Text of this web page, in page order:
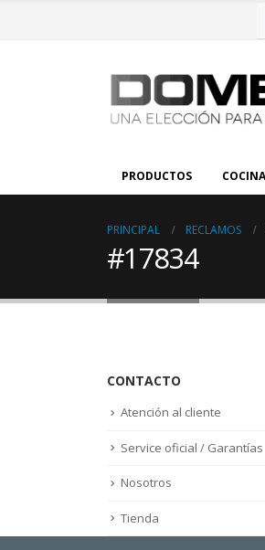
PRODUCTOS
PRINCIPAL RECLAMOS
#17834
CONTACTO
Atención al cliente
Service oficial / Garantías
Nosotros
Tienda